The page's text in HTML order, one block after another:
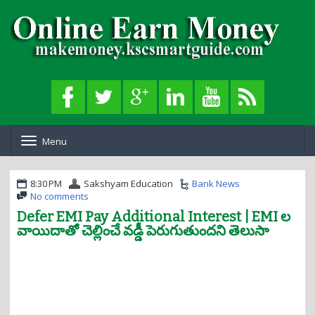
o
g
n
a
Menu
8:30 PM Sakshyam Education
Bank News
No comments
Defer EMI Pay Additional Interest | EMI ల
వాయిదాతో చెల్లించే వడ్డీ పెరుగుతుందని తెలుసా